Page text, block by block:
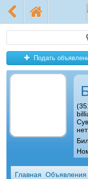
Подать
Главная Объявления